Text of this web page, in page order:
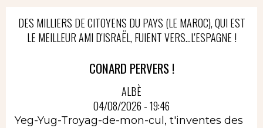
DES MILLIERS DE CITOYENS DU PAYS (LE MAROC), QUI EST
LE MEILLEUR AMI D'ISRAËL, FUIENT VERS...L'ESPAGNE !
CONARD PERVERS !
ALBÈ
04/08/2026 - 19:46
Yeg-Yug-Troyag-de-mon-cul, t'inventes des